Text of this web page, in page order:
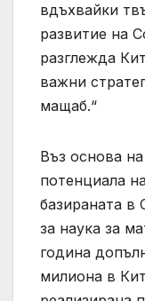
вдъхвайки
развитие на
разглежда
важни
мащаб.“
Въз основа
потенциала
базираната в
за наука за
година
милиона в